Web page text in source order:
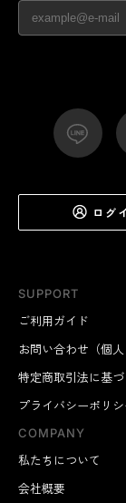
SUPPORT
ご利用ガイド
お問い合わせ（個人
特定商取引法に基
プライバシーポリ
COMPANY
私たちについて
会社概要
ログ